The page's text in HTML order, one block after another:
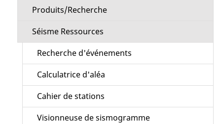
Produits/Recherche
Séisme Ressources
Recherche d'événements
Calculatrice d'aléa
Cahier de stations
Visionneuse de sismogramme